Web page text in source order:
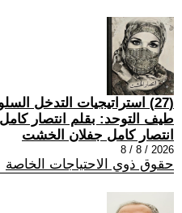
(27) استراتيجيات التدخل
طيف التوحد: بقلم انتصار
انتصار كامل جفلان الخشت
2026 / 8 / 8
حقوق ذوي الاحتياجات الخاصة